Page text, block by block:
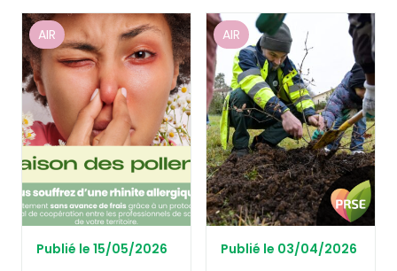
AIR
Publié le 15/05/2026
AIR
Publié le 03/04/2026